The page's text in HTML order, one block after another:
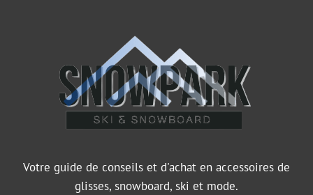
Votre guide de conseils et d'achat en accessoires de
glisses, snowboard, ski et mode.